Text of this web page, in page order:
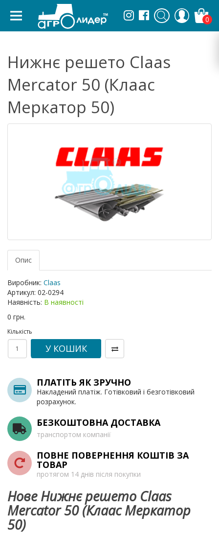
0
Нижнє решето Claas
Mercator 50 (Клаас
Меркатор 50)
Опис
Виробник: Claas
Артикул: 02-0294
Наявність: В наявності
0 грн.
Кількість
У КОШИК
ПЛАТІТЬ ЯК ЗРУЧНО
Накладений платіж. Готівковий і безготівковий
розрахунок.
БЕЗКОШТОВНА ДОСТАВКА
транспортом компанії
ПОВНЕ ПОВЕРНЕННЯ КОШТІВ ЗА
ТОВАР
протягом 14 днів після покупки
Нове Нижнє решето Claas
Mercator 50 (Клаас Меркатор
50)